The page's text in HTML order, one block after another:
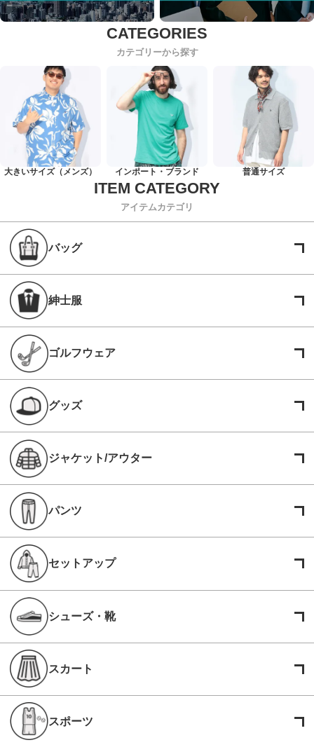
カテゴリーから探す
大きいサイズ（メンズ） インポート・ブランド 普通サイズ
アイテムカテゴリ
バッグ
紳士服
ゴルフウェア
グッズ
ジャケット/アウター
パンツ
セットアップ
シューズ・靴
スカート
スポーツ